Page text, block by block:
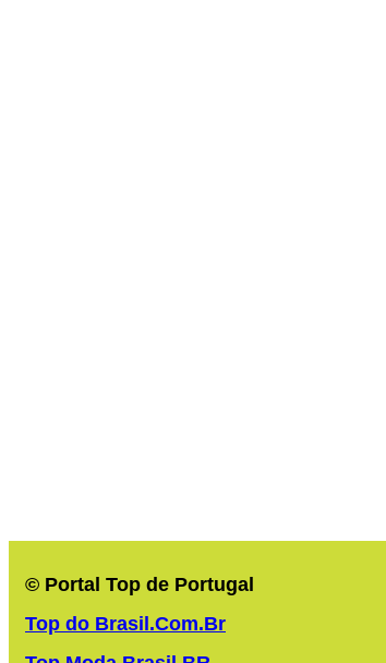
© Portal Top de Portugal
Top do Brasil.Com.Br